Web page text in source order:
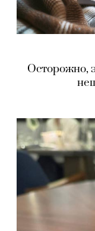
Осторожно,